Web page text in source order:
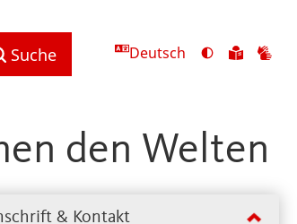
Suche Deutsch
Ansicht
umschalten
Zu
leichter
den Welten
& Kontakt